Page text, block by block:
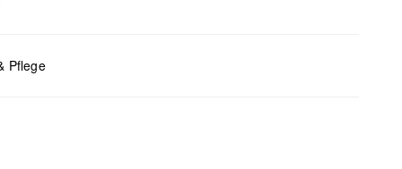
B x T (cm): 12 x 29,5 x 9
Pflege